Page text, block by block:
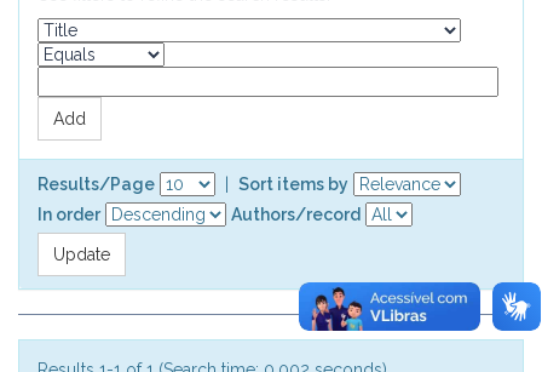
Results/Page
Sort items by
In order
Authors/record